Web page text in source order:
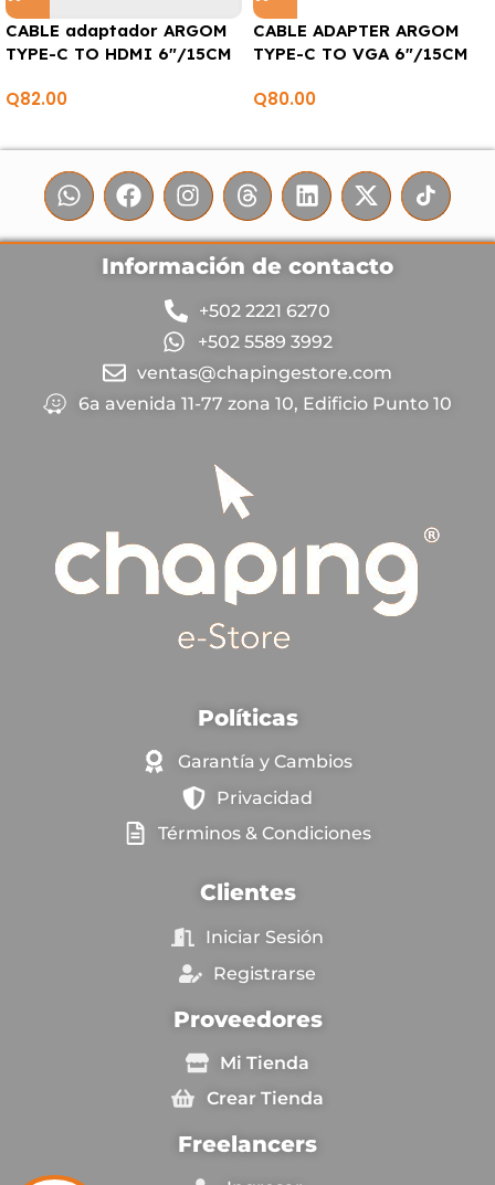
CABLE adaptador ARGOM
TYPE-C TO HDMI 6″/15CM
Q82.00
CABLE ADAPTER ARGOM
TYPE-C TO VGA 6″/15CM
Q80.00
Información de contacto
+502 2221 6270
+502 5589 3992
ventas@chapingestore.com
6a avenida 11-77 zona 10, Edificio Punto 10
Políticas
Garantía y Cambios
Privacidad
Términos & Condiciones
Clientes
Iniciar Sesión
Registrarse
Proveedores
Mi Tienda
Crear Tienda
Freelancers